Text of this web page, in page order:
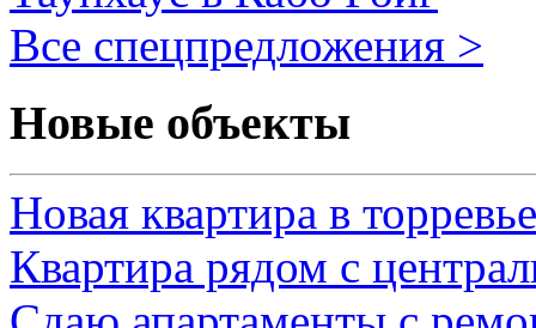
Все спецпредложения >
Новые объекты
Новая квартира в
Квартира рядом с